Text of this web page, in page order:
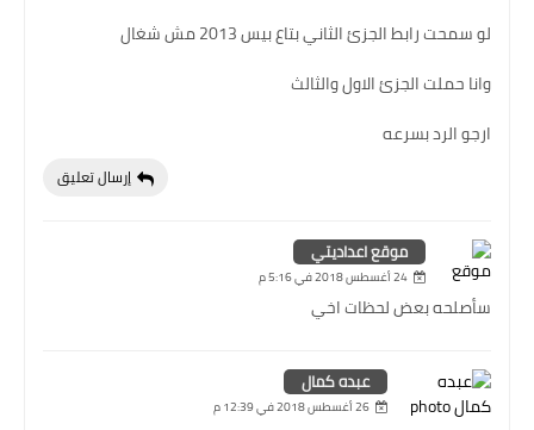
لو سمحت رابط الجزئ الثاني بتاع بيس 2013 مش شغال
وانا حملت الجزئ الاول والثالث
ارجو الرد بسرعه
إرسال تعليق
موقع اعداديتي
24 أغسطس 2018 في 5:16 م
سأصلحه بعض لحظات اخي
عبده كمال
26 أغسطس 2018 في 12:39 م